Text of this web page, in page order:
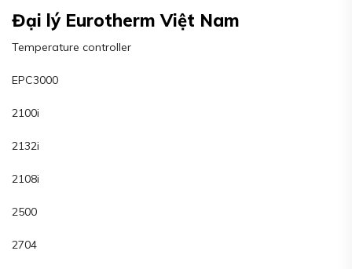
Đại lý Eurotherm Việt Nam
Temperature controller
EPC3000
2100i
2132i
2108i
2500
2704